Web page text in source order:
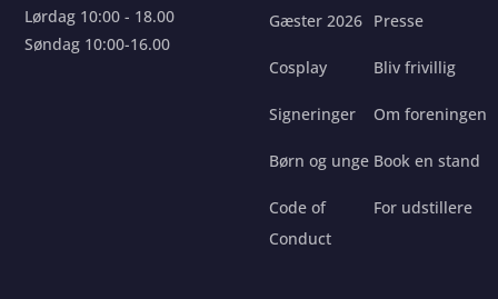
Lørdag 10:00 - 18.00
Søndag 10:00-16.00
Gæster 2026
Cosplay
Signeringer
Børn og unge
Code of
Conduct
Presse
Bliv frivillig
Om foreningen
Book en stand
For udstillere